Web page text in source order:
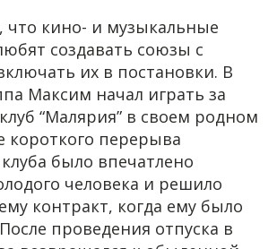
что кино- и музыкальные
создавать союзы с
их в постановки. В
Максим начал играть за
“Малярия” в своем родном
короткого перерыва
было впечатлено
человека и решило
контракт, когда ему было
проведения отпуска в